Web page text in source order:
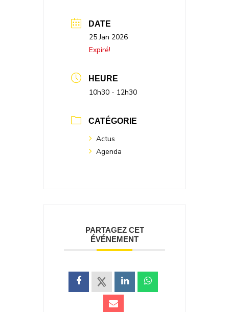
DATE
25 Jan 2026
Expiré!
HEURE
10h30 - 12h30
CATÉGORIE
Actus
Agenda
PARTAGEZ CET
ÉVÉNEMENT